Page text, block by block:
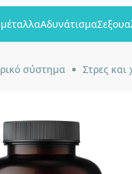
μέταλλαΑδυνάτισμα
σύστημα Στρες